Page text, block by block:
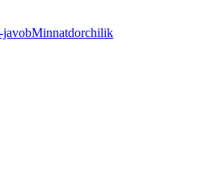
javobMinnatdorchilik